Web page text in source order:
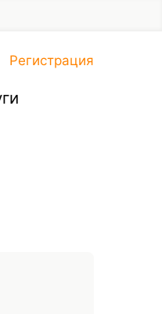
Регистрация